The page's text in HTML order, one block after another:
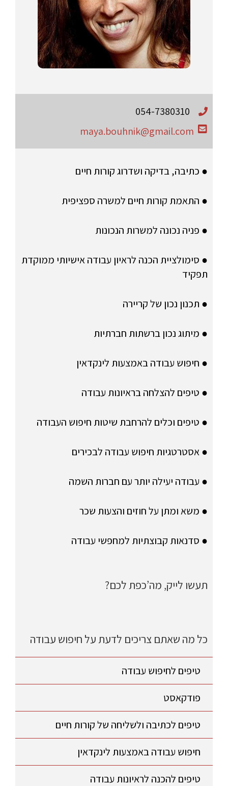
054-7380310
maya.bouhnik@gmail.com
● כתיבה, בדיקה ושדרוג קורות חיים
● התאמת קורות חיים למשרה ספציפית
● פניה נכונה למשרות הנכונות
● סימולציית הכנה לראיון עבודה אישיותי ממוקדת
תפקיד
● תכנון נכון של קריירה
● מיתוג נכון ברשתות חברתיות
● חיפוש עבודה באמצעות לינקדאין
● טיפים להצלחה בראיונות עבודה
● טיפים וכלים להרחבת שיטות חיפוש העבודה
● אסטרטגיות חיפוש עבודה לבכירים
● עבודה יעילה יותר עם חברות השמה
● משא ומתן על חוזים והצעות שכר
● סדנאות קבוצתיות למחפשי עבודה
תעשו לייק, מה’כפת לכם?
כל מה שאתם צריכים לדעת על חיפוש עבודה
טיפים לחיפוש עבודה
פודקאסט
טיפים לכתיבה ולשליחה של קורות חיים
חיפוש עבודה באמצעות לינקדאין
טיפים להכנה לראיונות עבודה